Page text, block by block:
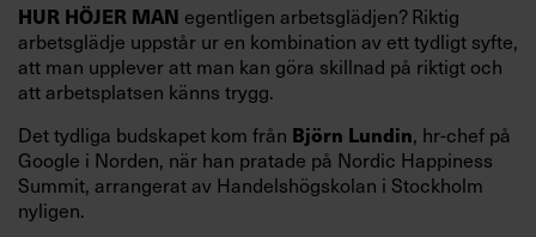
HUR HÖJER MAN egentligen arbetsglädjen? Riktig
arbetsglädje uppstår ur en kombination av ett tydligt syfte,
att man upplever att man kan göra skillnad på riktigt och
att arbetsplatsen känns trygg.
Det tydliga budskapet kom från Björn Lundin, hr-chef på
Google i Norden, när han pratade på Nordic Happiness
Summit, arrangerat av Handelshögskolan i Stockholm
nyligen.